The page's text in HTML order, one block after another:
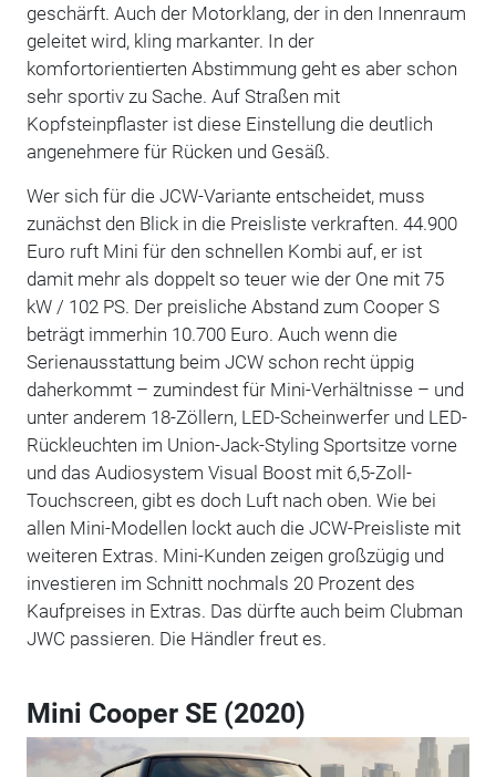
geschärft. Auch der Motorklang, der in den Innenraum
geleitet wird, kling markanter. In der
komfortorientierten Abstimmung geht es aber schon
sehr sportiv zu Sache. Auf Straßen mit
Kopfsteinpflaster ist diese Einstellung die deutlich
angenehmere für Rücken und Gesäß.
Wer sich für die JCW-Variante entscheidet, muss
zunächst den Blick in die Preisliste verkraften. 44.900
Euro ruft Mini für den schnellen Kombi auf, er ist
damit mehr als doppelt so teuer wie der One mit 75
kW / 102 PS. Der preisliche Abstand zum Cooper S
beträgt immerhin 10.700 Euro. Auch wenn die
Serienausstattung beim JCW schon recht üppig
daherkommt – zumindest für Mini-Verhältnisse – und
unter anderem 18-Zöllern, LED-Scheinwerfer und LED-
Rückleuchten im Union-Jack-Styling Sportsitze vorne
und das Audiosystem Visual Boost mit 6,5-Zoll-
Touchscreen, gibt es doch Luft nach oben. Wie bei
allen Mini-Modellen lockt auch die JCW-Preisliste mit
weiteren Extras. Mini-Kunden zeigen großzügig und
investieren im Schnitt nochmals 20 Prozent des
Kaufpreises in Extras. Das dürfte auch beim Clubman
JWC passieren. Die Händler freut es.
Mini Cooper SE (2020)